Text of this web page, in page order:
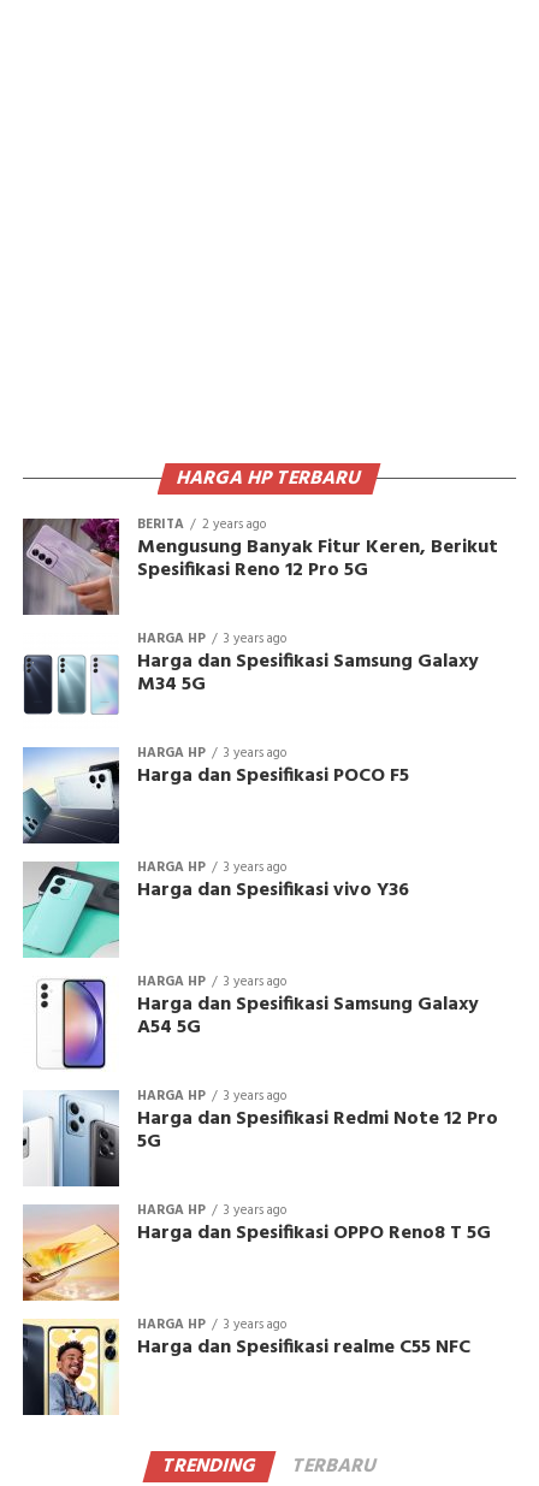
HARGA HP TERBARU
BERITA 2 years ago
Mengusung Banyak Fitur Keren, Berikut
Spesifikasi Reno 12 Pro 5G
HARGA HP 3 years ago
Harga dan Spesifikasi Samsung Galaxy
M34 5G
HARGA HP 3 years ago
Harga dan Spesifikasi POCO F5
HARGA HP 3 years ago
Harga dan Spesifikasi vivo Y36
HARGA HP 3 years ago
Harga dan Spesifikasi Samsung Galaxy
A54 5G
HARGA HP 3 years ago
Harga dan Spesifikasi Redmi Note 12 Pro
5G
HARGA HP 3 years ago
Harga dan Spesifikasi OPPO Reno8 T 5G
HARGA HP 3 years ago
Harga dan Spesifikasi realme C55 NFC
TRENDING TERBARU